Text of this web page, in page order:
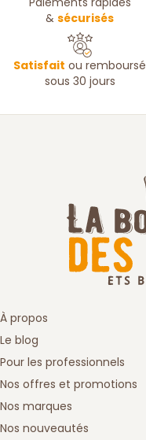
&sécurisés
Satisfait ou remboursé
sous 30 jours
À propos
Le blog
Pour les professionnels
Nos offres et promotions
Nos marques
Nos nouveautés